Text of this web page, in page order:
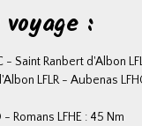
:
- Saint Ranbert d'Albon
LFLR - Aubenas
Romans LFHE : 45 Nm